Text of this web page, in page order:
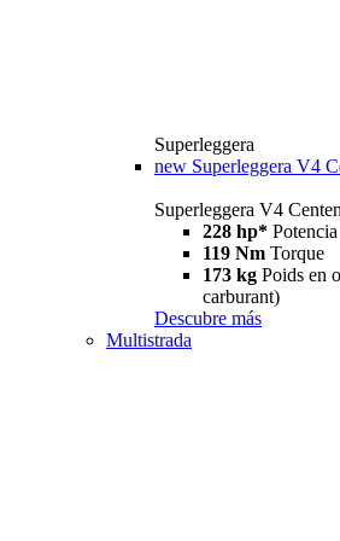
Superleggera
new Superleggera V4
Superleggera V4
228 hp* Potencia
119 Nm Torque
173 kg Poids en
carburant)
Descubre más
Multistrada